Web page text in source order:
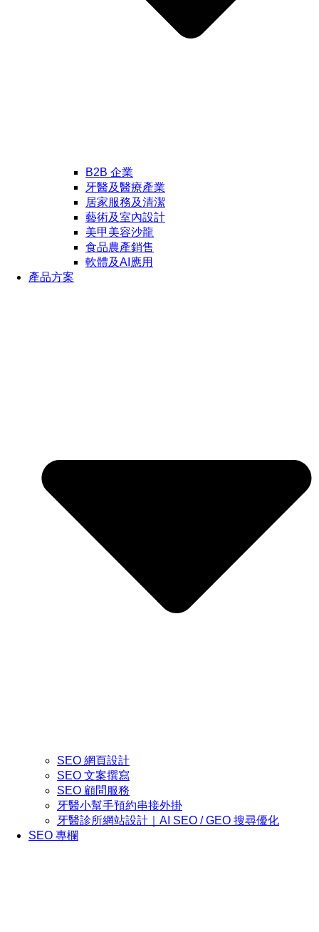
B2B 企業
牙醫及醫療產業
居家服務及清潔
藝術及室內設計
美甲美容沙龍
食品農產銷售
軟體及AI應用
產品方案
SEO 網頁設計
SEO 文案撰寫
SEO 顧問服務
牙醫小幫手預約串接外掛
牙醫診所網站設計｜AI SEO / GEO 搜尋優化
SEO 專欄